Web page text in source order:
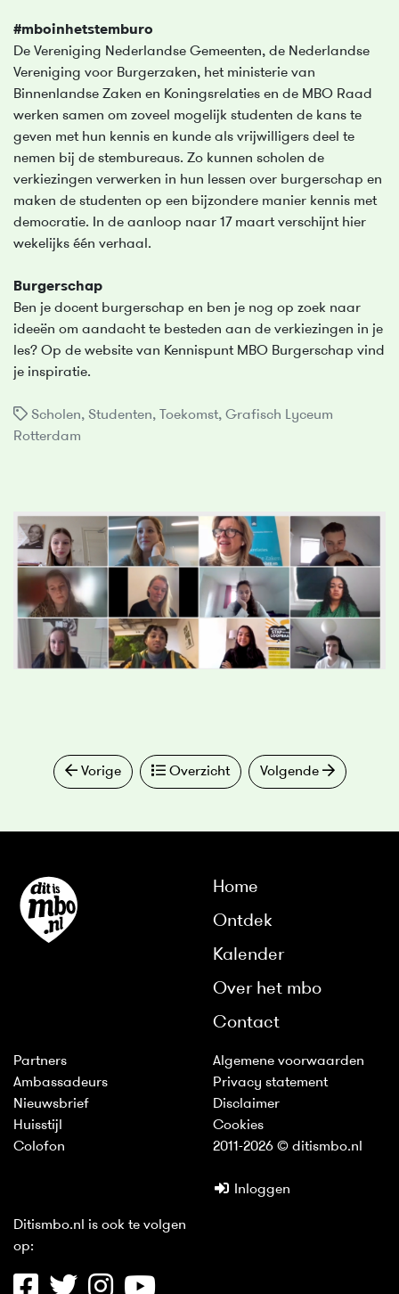
#mboinhetstemburo
De Vereniging Nederlandse Gemeenten, de Nederlandse
Vereniging voor Burgerzaken, het ministerie van
Binnenlandse Zaken en Koningsrelaties en de MBO Raad
werken samen om zoveel mogelijk studenten de kans te
geven met hun kennis en kunde als vrijwilligers deel te
nemen bij de stembureaus. Zo kunnen scholen de
verkiezingen verwerken in hun lessen over burgerschap en
maken de studenten op een bijzondere manier kennis met
democratie. In de aanloop naar 17 maart verschijnt hier
wekelijks één verhaal.
Burgerschap
Ben je docent burgerschap en ben je nog op zoek naar
ideeën om aandacht te besteden aan de verkiezingen in je
les? Op de website van Kennispunt MBO Burgerschap vind
je inspiratie.
Scholen, Studenten, Toekomst, Grafisch Lyceum
Rotterdam
Vorige Overzicht Volgende
Home
Ontdek
Kalender
Over het mbo
Contact
Partners
Ambassadeurs
Nieuwsbrief
Huisstijl
Colofon
Algemene voorwaarden
Privacy statement
Disclaimer
Cookies
2011-2026 © ditismbo.nl
Inloggen
Ditismbo.nl is ook te volgen
op: